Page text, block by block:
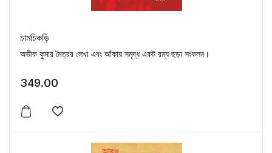
চামচিকড়ি
অভীক কুমার মৈত্রর লেখা এবং আঁকায় সমৃদ্ধ একট রম্য ছড়া সংকলন।
349.00
Add to wishlist